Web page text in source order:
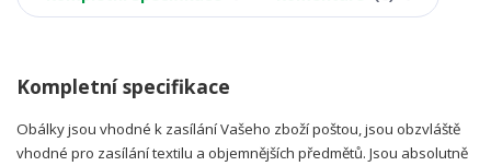
Kompletní specifikace
Obálky jsou vhodné k zasílání Vašeho zboží poštou, jsou obzvláště
vhodné pro zasílání textilu a objemnějších předmětů. Jsou absolutně